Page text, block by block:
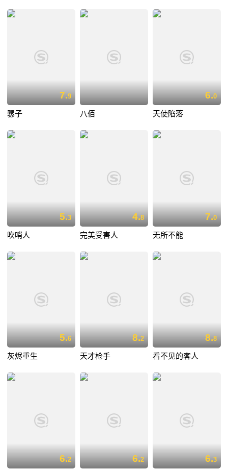
7.9
骡子 八佰
6.0
天使陷落
5.3
吹哨人
4.8
完美受害人
7.0
无所不能
5.6
灰烬重生
8.2
天才枪手
8.8
看不见的客人
6.2 6.2 6.3